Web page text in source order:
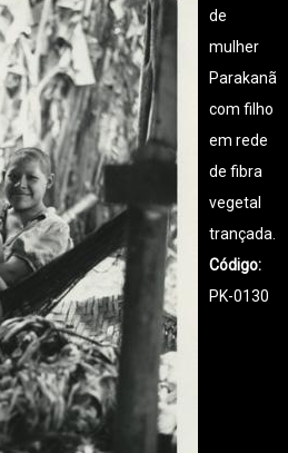
de
mulher
Parakanã
com filho
em rede
de fibra
vegetal
trançada.
Código
PK-0130